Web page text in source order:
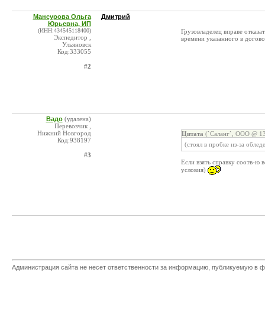
Мансурова Ольга
Юрьевна, ИП
(ИНН:434545118400)
Экспедитор ,
Ульяновск
Код:333055
#2
Дмитрий
Грузовладелец вправе
времени указанного в
Вадо (удалена)
Перевозчик ,
Нижний Новгород
Код:938197
#3
Цитата (`Саланг`, ООО @
(стоял в пробке из-за
Если взять справку соотв-
условия)
Администрация сайта не несет ответственности за информацию, публикуемую